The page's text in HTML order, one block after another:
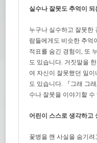
실수나 잘못도 추억이 되
누구나 실수하고 잘못한
람들에게도 비슷한 추억
적표를 숨긴 경험이, 또
도 있습니다. 거짓말을
여 자신이 잘못했던 일
도 있습니다. 『그래 그
수나 잘못을 이야기할
어린이 스스로 생각하고
꽃병을 깬 사실을 숨기